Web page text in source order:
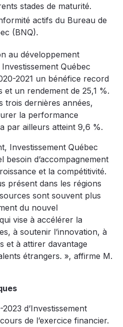
stades de maturité.
actifs du Bureau de
(BNQ).
au développement
Québec
2021 un bénéfice record
et un rendement de 25,1 %.
trois dernières années,
la performance
par ailleurs atteint 9,6 %.
Investissement Québec
besoin d’accompagnement
et la compétitivité.
présent dans les régions
sont souvent plus
du nouvel
vise à accélérer la
à soutenir l’innovation, à
et à attirer davantage
étrangers. », affirme M.
d’Investissement
de l’exercice financier.